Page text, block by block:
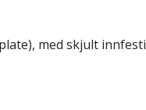
med skjult